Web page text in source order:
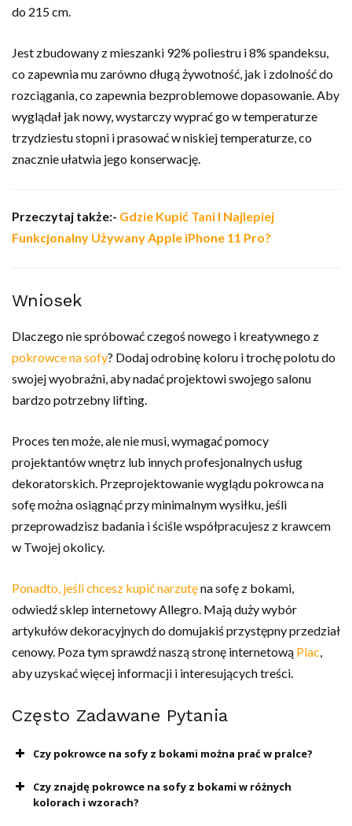
do 215 cm.
Jest zbudowany z mieszanki 92% poliestru i 8% spandeksu,
co zapewnia mu zarówno długą żywotność, jak i zdolność do
rozciągania, co zapewnia bezproblemowe dopasowanie. Aby
wyglądał jak nowy, wystarczy wyprać go w temperaturze
trzydziestu stopni i prasować w niskiej temperaturze, co
znacznie ułatwia jego konserwację.
Przeczytaj także:- Gdzie Kupić Tani I Najlepiej
Funkcjonalny Używany Apple iPhone 11 Pro?
Wniosek
Dlaczego nie spróbować czegoś nowego i kreatywnego z
pokrowce na sofy? Dodaj odrobinę koloru i trochę polotu do
swojej wyobraźni, aby nadać projektowi swojego salonu
bardzo potrzebny lifting.
Proces ten może, ale nie musi, wymagać pomocy
projektantów wnętrz lub innych profesjonalnych usług
dekoratorskich. Przeprojektowanie wyglądu pokrowca na
sofę można osiągnąć przy minimalnym wysiłku, jeśli
przeprowadzisz badania i ściśle współpracujesz z krawcem
w Twojej okolicy.
Ponadto, jeśli chcesz kupić narzutęna sofę z bokami,
odwiedź sklep internetowy Allegro. Mają duży wybór
artykułów dekoracyjnych do domujakiś przystępny przedział
cenowy. Poza tym sprawdź naszą stronę internetową Piac,
aby uzyskać więcej informacji i interesujących treści.
Często Zadawane Pytania
Czy pokrowce na sofy z bokami można prać w pralce?
Czy znajdę pokrowce na sofy z bokami w różnych
kolorach i wzorach?